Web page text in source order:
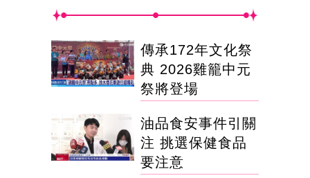
傳承172年文化祭
典 2026雞籠中元
祭將登場
油品食安事件引關
注 挑選保健食品
要注意